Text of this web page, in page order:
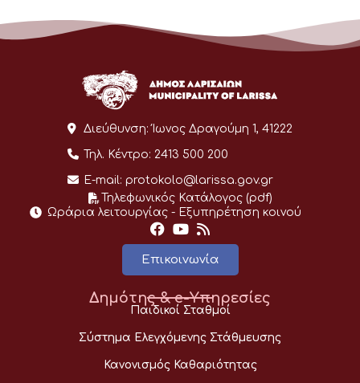
Διεύθυνση: Ίωνος Δραγούμη 1, 41222
Τηλ. Κέντρο: 2413 500 200
E-mail: protokolo@larissa.gov.gr
Τηλεφωνικός Κατάλογος (pdf)
Ωράρια λειτουργίας - Eξυπηρέτηση κοινού
Επικοινωνία
Δημότης & e-Υπηρεσίες
Παιδικοί Σταθμοί
Σύστημα Ελεγχόμενης Στάθμευσης
Κανονισμός Καθαριότητας